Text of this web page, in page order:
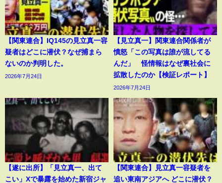
【関東連合】IQ145の見立真一容
疑者はどこに潜伏？なぜ捕まら
ないのか判明した。
2026年7月24日
【見立真一】関東連合関係者が
憤怒「この写真は誰が流してる
んだ」 怪情報はなぜ裏社会に
拡散したのか【検証レポート】
2026年7月24日
【遂に出所】「見立真一、出て
こい」Xで暴露を始めた新宿ジャ
【関東連合】見立真一容疑者を
追い東南アジアへ どこに潜伏？